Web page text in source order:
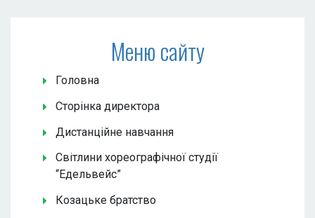
Меню сайту
Головна
Сторінка директора
Дистанційне навчання
Світлини хореографічної студії
“Едельвейс”
Козацьке братство